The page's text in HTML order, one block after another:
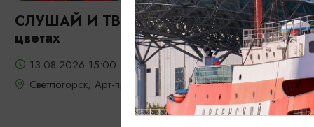
СЛУШАЙ И ТВОРИ: Фрида: портрет в
цветах
13.08.2026 15:00
Светлогорск, Арт-пространство «Янтарь-холл»